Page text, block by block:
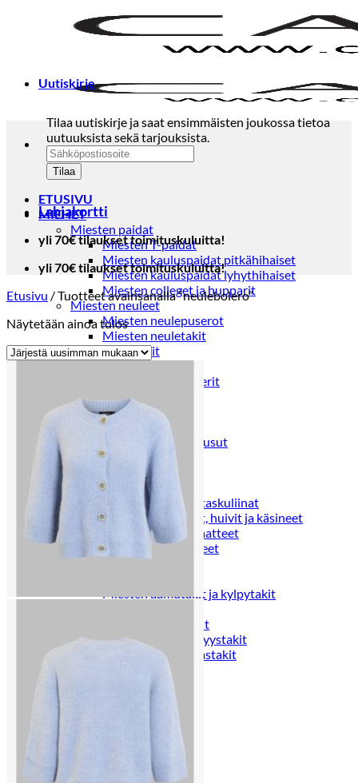
ETUSIVU
MIEHET
Miesten paidat
Miesten T-paidat
Miesten kauluspaidat pitkähihaiset
Miesten kauluspaidat lyhythihaiset
Miesten colleget ja hupparit
Miesten neuleet
Miesten neulepuserot
Miesten neuletakit
Puvut ja blazerit
Puvut
Puvuntakit ja blazerit
Miesten housut
Miesten housut
Miesten farkut
Miesten collegehousut
Miesten shortsit
Miesten asusteet
Vyöt ja olkaimet
Solmiot, rusetit ja taskuliinat
Miesten päähineet, huivit ja käsineet
Miesten yöasut ja alusvaatteet
Miesten alusvaatteet
Miesten sukat
Miesten aamutakit ja kylpytakit
Miesten nahkatakit
Miesten kevät-ja syystakit
Miesten villakangastakit
Miesten talvitakit
NAISET
Naisten colleget
Paidat, tunikat ja jakut
Uutiskirje
Tilaa uutiskirje ja saat ensimmäisten joukossa tietoa
uutuuksista sekä tarjouksista.
Lahjakortti
yli 70€ tilaukset toimituskuluitta!
yli 70€ tilaukset toimituskuluitta!
Etusivu /Tuotteet avainsanalla “neulebolero”
Näytetään ainoa tulos